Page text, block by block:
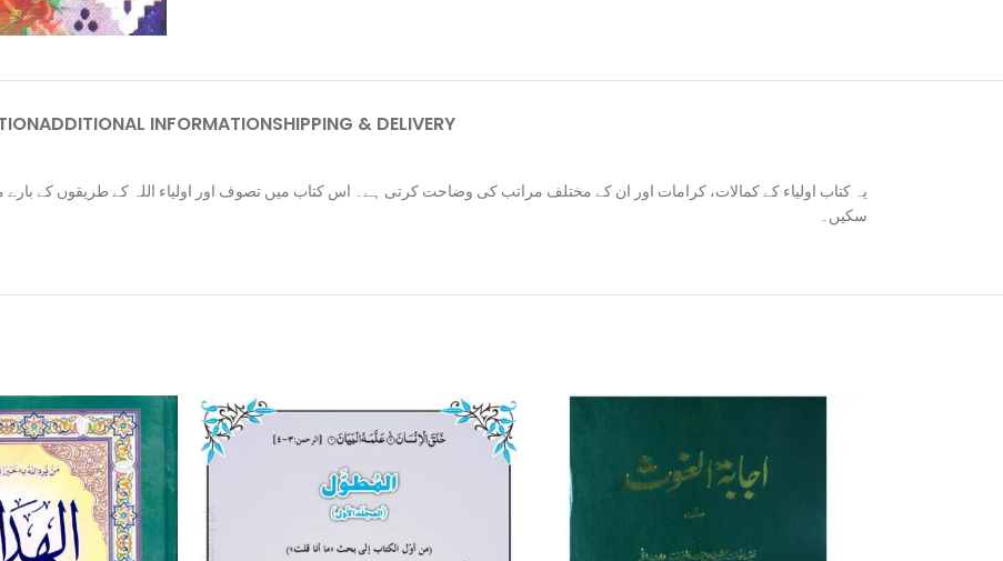
ADDITIONAL INFORMATIONSHIPPING & DELIVERY
یہ کتاب اولیاء کے کمالات، کرامات اور ان کے مختلف مراتب کی وضاحت کرتی ہے۔ اس کتاب میں تصوف اور اولیاء اللہ کے طریقوں کے بارے
سکیں۔